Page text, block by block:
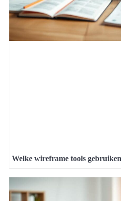
Welke wireframe tools